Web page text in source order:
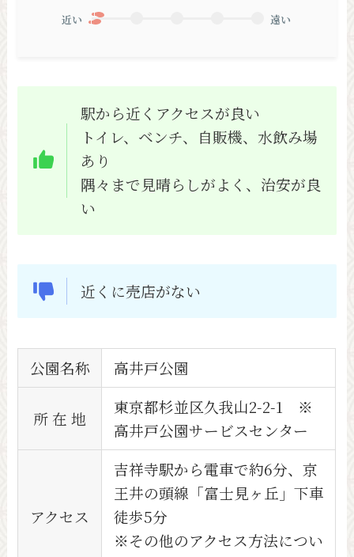
近い 遠い
駅から近くアクセスが良い
トイレ、ベンチ、自販機、水飲み場
あり
隅々まで見晴らしがよく、治安が良
い
近くに売店がない
公園名称 高井戸公園
所 在 地
東京都杉並区久我山2-2-1 ※
高井戸公園サービスセンター
アクセス
吉祥寺駅から電車で約6分、京
王井の頭線「富士見ヶ丘」下車
徒歩5分
※その他のアクセス方法につい